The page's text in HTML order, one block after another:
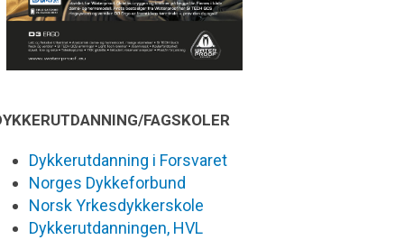
FAGSKOLER
Dykkerutdanning i Forsvaret
Norges Dykkeforbund
Norsk Yrkesdykkerskole
Dykkerutdanningen, HVL